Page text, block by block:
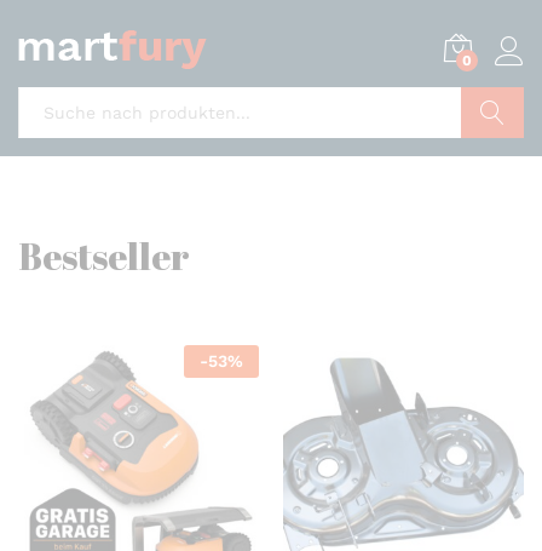
0
Bestseller
-53%